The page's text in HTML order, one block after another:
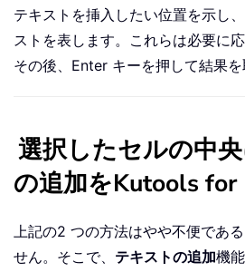
テキストを挿入したい位置を示し
ストを表します。これらは必要に
その後、Enter キーを押して結果を
選択したセルの中
の追加をKutools for
上記の2 つの方法はやや不便であ
せん。そこで、 テキストの追加機